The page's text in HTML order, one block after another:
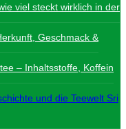
viel steckt wirklich in der
Geschmack &
– Inhaltsstoffe, Koffein
und die Teewelt Sri